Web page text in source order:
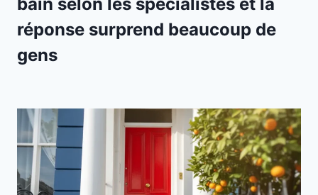
réponse surprend beaucoup de
gens